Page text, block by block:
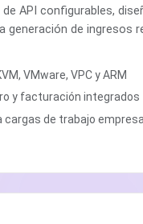
API configurables,
generación de ingresos
VMware, VPC y ARM
y facturación integrados
cargas de trabajo